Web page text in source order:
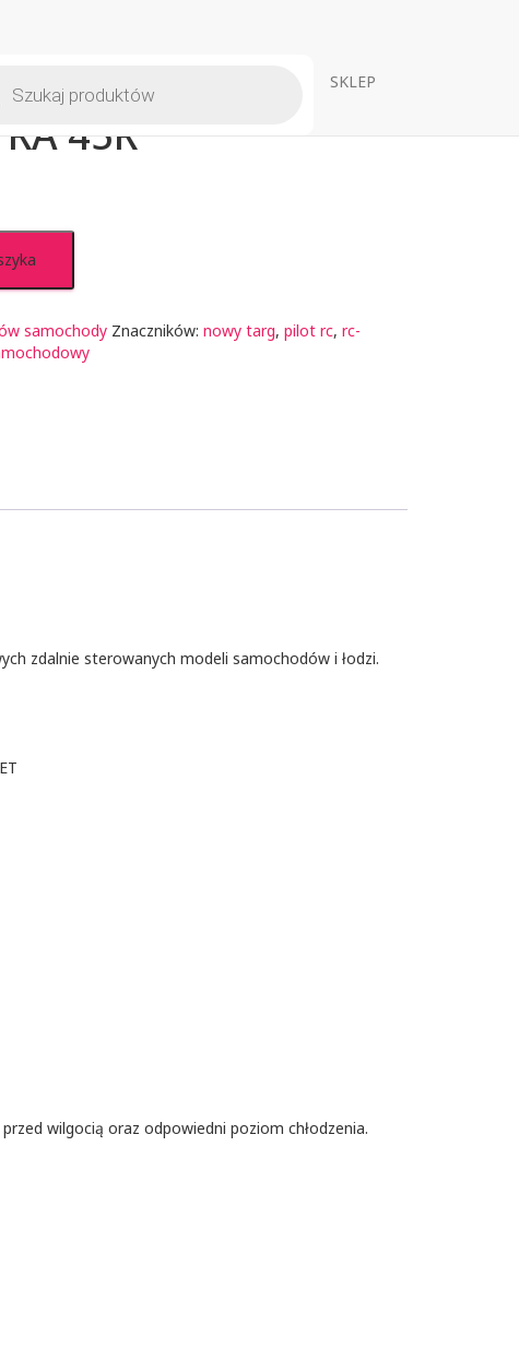
SKLEP
45R
samochody Znaczników: nowy targ, pilot rc, rc-
zdalnie sterowanych modeli samochodów i łodzi.
wilgocią oraz odpowiedni poziom chłodzenia.